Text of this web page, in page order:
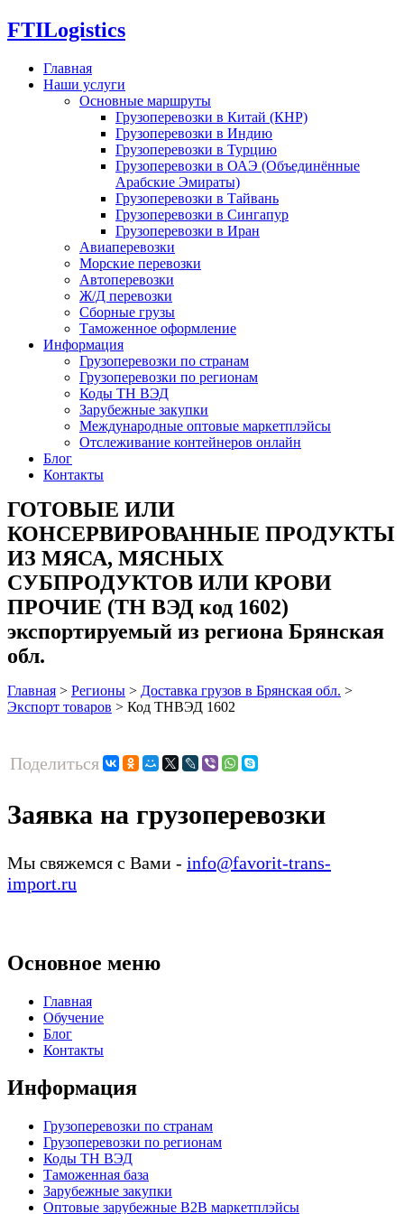
FTILogistics
Главная
Наши услуги
Основные маршруты
Грузоперевозки в Китай (КНР)
Грузоперевозки в Индию
Грузоперевозки в Турцию
Грузоперевозки в ОАЭ (Объединённые
Арабские Эмираты)
Грузоперевозки в Тайвань
Грузоперевозки в Сингапур
Грузоперевозки в Иран
Авиаперевозки
Морские перевозки
Автоперевозки
Ж/Д перевозки
Сборные грузы
Таможенное оформление
Информация
Грузоперевозки по странам
Грузоперевозки по регионам
Коды ТН ВЭД
Зарубежные закупки
Международные оптовые маркетплэйсы
Отслеживание контейнеров онлайн
Блог
Контакты
ГОТОВЫЕ ИЛИ
КОНСЕРВИРОВАННЫЕ ПРОДУКТЫ
ИЗ МЯСА, МЯСНЫХ
СУБПРОДУКТОВ ИЛИ КРОВИ
ПРОЧИЕ (ТН ВЭД код 1602)
экспортируемый из региона Брянская
обл.
Главная > Регионы > Доставка грузов в Брянская обл. >
Экспорт товаров > Код ТНВЭД 1602
Поделиться
Заявка на грузоперевозки
Мы свяжемся с Вами - info@favorit-trans-
import.ru
Основное меню
Главная
Обучение
Блог
Контакты
Информация
Грузоперевозки по странам
Грузоперевозки по регионам
Коды ТН ВЭД
Таможенная база
Зарубежные закупки
Оптовые зарубежные B2B маркетплэйсы